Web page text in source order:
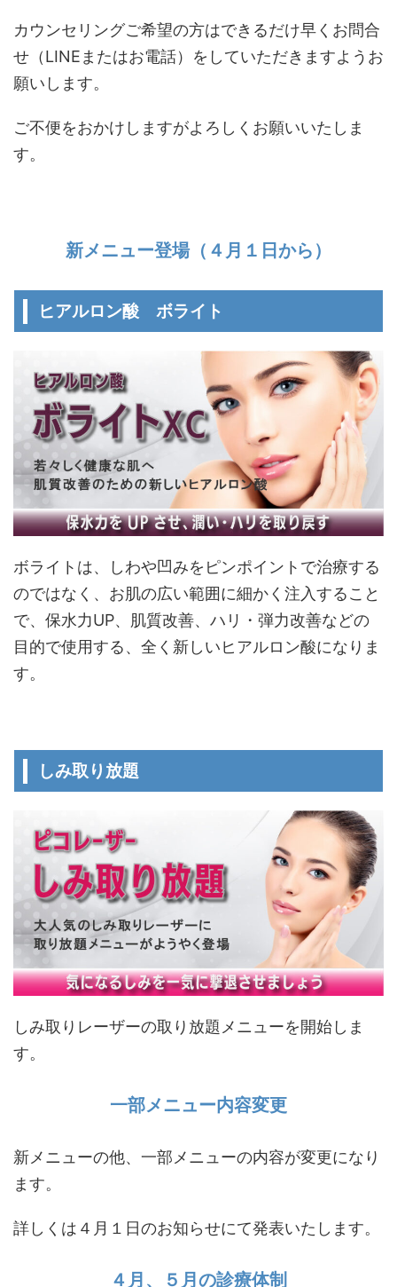
カウンセリングご希望の方はできるだけ早くお問合
せ（LINEまたはお電話）をしていただきますようお
願いします。
ご不便をおかけしますがよろしくお願いいたしま
す。
新メニュー登場（４月１日から）
ヒアルロン酸 ボライト
ボライトは、しわや凹みをピンポイントで治療する
のではなく、お肌の広い範囲に細かく注入すること
で、保水力UP、肌質改善、ハリ・弾力改善などの
目的で使用する、全く新しいヒアルロン酸になりま
す。
しみ取り放題
しみ取りレーザーの取り放題メニューを開始しま
す。
一部メニュー内容変更
新メニューの他、一部メニューの内容が変更になり
ます。
詳しくは４月１日のお知らせにて発表いたします。
４月、５月の診療体制